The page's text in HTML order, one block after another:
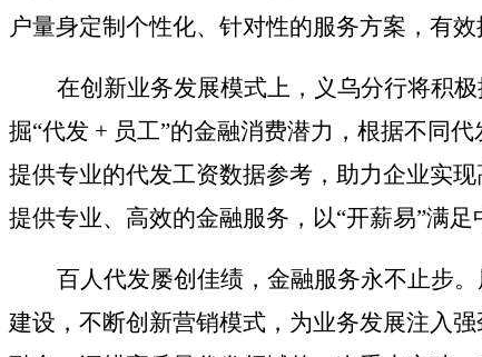
户量身定制个性化、针对性的服务方案，有效
在创新业务发展模式上，义乌分行将积
掘“代发 + 员工”的金融消费潜力，根据不同
提供专业的代发工资数据参考，助力企业实
提供专业、高效的金融服务，以“开薪易”满
百人代发屡创佳绩，金融服务永不止步。
建设，不断创新营销模式 ， 为业务发展注入强